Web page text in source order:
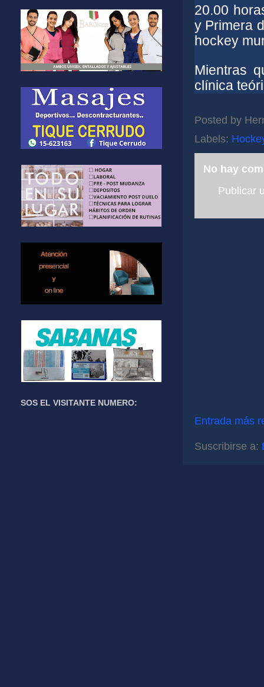
20.00
y Primera
hockey
Mientras
clínica
Posted by
Labels:
No hay
Publicar
Entrada más
Suscribirse a:
SOS EL VISITANTE NUMERO: